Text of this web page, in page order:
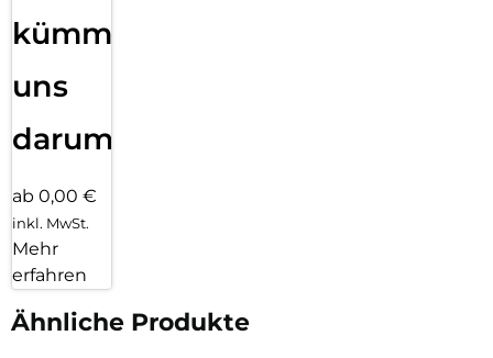
kümmern
uns
darum!
ab 0,00 €
inkl. MwSt.
Mehr
erfahren
Ähnliche Produkte